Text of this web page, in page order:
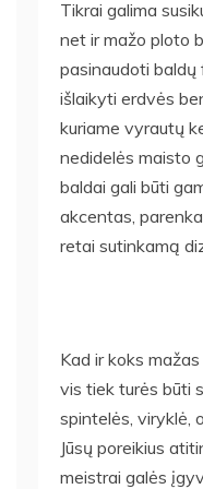
Tikrai galima
net ir mažo ploto
pasinaudoti baldų
išlaikyti erdvės
kuriame vyrautų
nedidelės maisto
baldai gali būti
akcentas,
retai sutinkamą
Kad ir koks
vis tiek turės būti
spintelės, viryklė,
Jūsų poreikius
meistrai galės